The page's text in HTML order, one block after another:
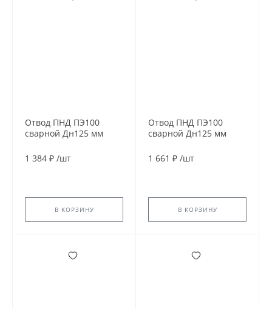
Отвод ПНД ПЭ100
сварной Дн125 мм
1 384 ₽ /шт
В КОРЗИНУ
Отвод ПНД ПЭ100
сварной Дн125 мм
1 661 ₽ /шт
В КОРЗИНУ